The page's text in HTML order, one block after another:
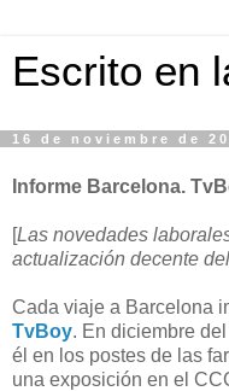
Escrito en
16 de noviembre de
Informe Barcelona.
[Las novedades
actualización decente
Cada viaje a Barcelona
TvBoy. En diciembre
él en los postes de las
una exposición en el